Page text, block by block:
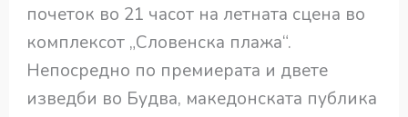
почеток во 21 часот на летната сцена во
комплексот „Словенска плажа“.
Непосредно по премиерата и двете
изведби во Будва, македонската публика